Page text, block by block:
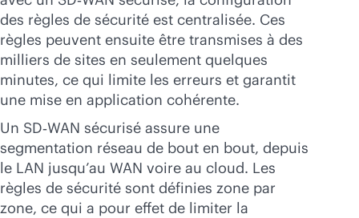
des règles de sécurité est centralisée. Ces
règles peuvent ensuite être transmises à des
milliers de sites en seulement quelques
minutes, ce qui limite les erreurs et garantit
une mise en application cohérente.
Un SD‑WAN sécurisé assure une
segmentation réseau de bout en bout, depuis
le LAN jusqu’au WAN voire au cloud. Les
règles de sécurité sont définies zone par
zone, ce qui a pour effet de limiter la